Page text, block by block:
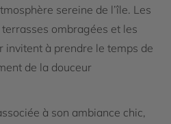
sereine de l’île. Les
ombragées et les
invitent à prendre le temps de
de la douceur
à son ambiance chic,